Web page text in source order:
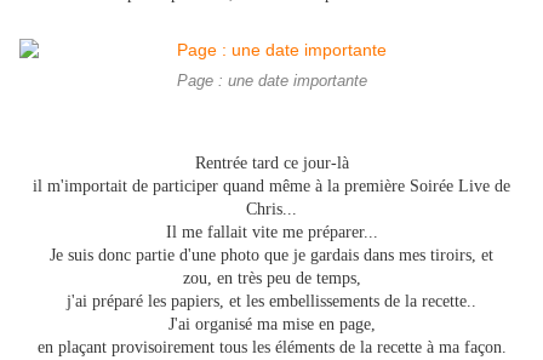
Page : une date importante
Rentrée tard ce jour-là
il m'importait de participer quand même à la première Soirée Live de
Chris...
Il me fallait vite me préparer...
Je suis donc partie d'une photo que je gardais dans mes tiroirs, et
zou, en très peu de temps,
j'ai préparé les papiers, et les embellissements de la recette..
J'ai organisé ma mise en page,
en plaçant provisoirement tous les éléments de la recette à ma façon.